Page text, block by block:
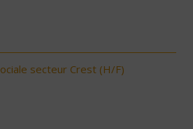
secteur Crest (H/F)